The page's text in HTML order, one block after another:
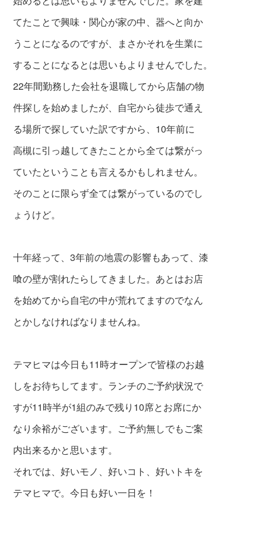
てたことで興味・関心が家の中、器へと向か
うことになるのですが、
まさかそれを生業に
するこ とになるとは思いもよりませんでした。
22年間勤務した会社を退職してから店舗の物
件探しを始めましたが、自宅から徒歩で通え
る場所で探していた訳ですから、10年前に
高槻に引っ越してきたことから全ては繋がっ
ていたということも言えるかもしれません。
そのことに限らず全ては繋がっているのでし
ょうけど。
十年経って、3年前の地震の影響もあって、漆
喰の壁が割れたらしてきました。あとはお店
を始めてから自宅の中が荒れてますのでなん
とかしなければなりませんね。
テマヒマは今日も11時オープンで皆様のお越
しをお待ちしてます。ランチのご予約状況で
すが11時半が1組のみで残り10席とお席にか
なり余裕がございます。ご予約無しでもご案
内出来るかと思います。
それでは、好いモノ、好いコト、好いトキを
テマヒマで。今日も好い一日を！